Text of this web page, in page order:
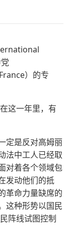
）的专
这一年里，有
定是反对高姆丽
法中工人已经取
对着各个领域包
发动他们的抵
革命力量缺席的
这种形势以国民
阵线试图控制